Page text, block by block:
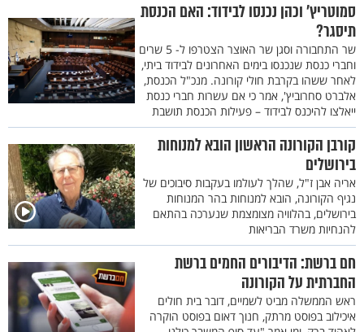
סמוטריץ’ וכהן נכנסו לבידוד: האם הכנסת
תיסגר?
שר התחבורה וסגן שר האוצר הצטרפו ל- 5 שרים
וחברי כנסת שנכנסו בימים האחרונים לבידוד ביתי,
לאחר ששהו בקרבת חולי קורונה. מנכ"ל הכנסת,
אלברט סחרוביץ', אמר כי אם עשרות חברי כנסת
ייאלצו להיכנס לבידוד – פעילות הכנסת תושבת
קורבן הקורונה הראשון הובא למנוחות
בירושלים
אריה אבן ז"ל, שהלך לעולמו בעקבות סיבוכים של
נגיף הקורונה, הובא למנוחות בהר המנוחות
בירושלים, בהלוויה מצומצמת שנערכה בהתאם
להנחיות משרד הבריאות
חם ברשת: הדיבורים החמים ברשת
החברתית על הקורונה
ראש הממשלה מביט לשמיים, דובר בית חולים
איכילוב בפוסט מרתק, חנוך דאום בפוסט הוקרה